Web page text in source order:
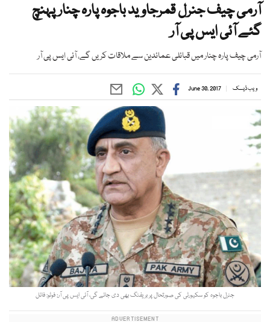
آرمی چیف جنرل قمرجاوید باجوہ پارہ چنارپہنچ
گئے آئی ایس پی آر
آرمی چیف پارہ چنار میں قبائلی عمائدین سے ملاقات کریں گے، آئی ایس پی آر
ویب ڈیسک June 30, 2017
جنرل باجوہ کو سکیورٹی کی صورتحال پر بریفنگ بھی دی جائے گی، آئی ایس پی آر: فوٹو: فائل